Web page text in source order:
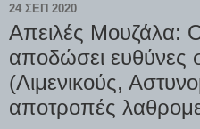
24 ΣΕΠ 2020
Απειλές Μουζάλα:
αποδώσει ευθύνες
(Λιμενικούς,
αποτροπές